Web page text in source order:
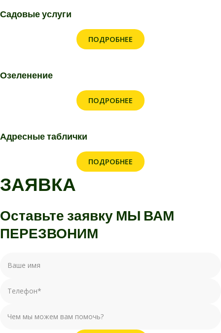
Садовые услуги
ПОДРОБНЕЕ
Озеленение
ПОДРОБНЕЕ
Адресные таблички
ПОДРОБНЕЕ
ЗАЯВКА
Оставьте заявкуМЫ ВАМ
ПЕРЕЗВОНИМ